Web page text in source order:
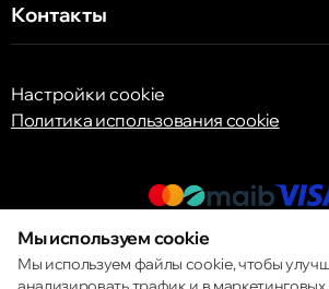
Контакты
Настройки cookie
Политика использования cookie
© 2013 – 2026 ECOM
Мы используем cookie
Мы используем файлы cookie, чтобы